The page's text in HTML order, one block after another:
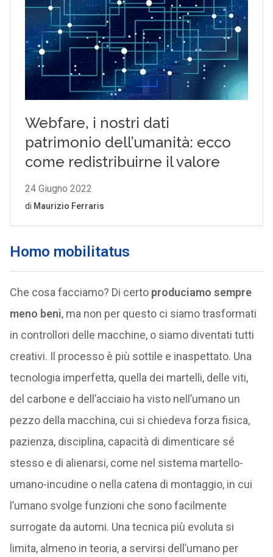
Homo mobilitatus
Che cosa facciamo? Di certo produciamo sempre
meno beni, ma non per questo ci siamo trasformati
in controllori delle macchine, o siamo diventati tutti
creativi. Il processo è più sottile e inaspettato. Una
tecnologia imperfetta, quella dei martelli, delle viti,
del carbone e dell’acciaio ha visto nell’umano un
pezzo della macchina, cui si chiedeva forza fisica,
pazienza, disciplina, capacità di dimenticare sé
stesso e di alienarsi, come nel sistema martello-
umano-incudine o nella catena di montaggio, in cui
l’umano svolge funzioni che sono facilmente
surrogate da automi. Una tecnica più evoluta si
limita, almeno in teoria, a servirsi dell’umano per